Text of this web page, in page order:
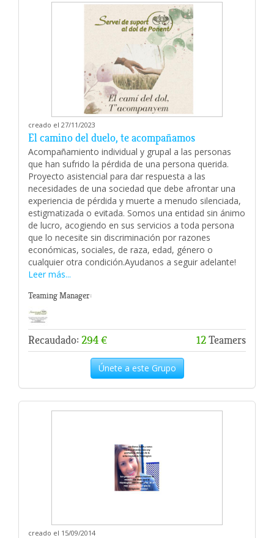
creado el 27/11/2023
El camino del duelo, te acompañamos
Acompañamiento individual y grupal a las personas
que han sufrido la pérdida de una persona querida.
Proyecto asistencial para dar respuesta a las
necesidades de una sociedad que debe afrontar una
experiencia de pérdida y muerte a menudo silenciada,
estigmatizada o evitada. Somos una entidad sin ánimo
de lucro, acogiendo en sus servicios a toda persona
que lo necesite sin discriminación por razones
económicas, sociales, de raza, edad, género o
cualquier otra condición.Ayudanos a seguir adelante!
Leer más...
Teaming Manager:
Recaudado: 294 € 12Teamers
Únete a este Grupo
creado el 15/09/2014